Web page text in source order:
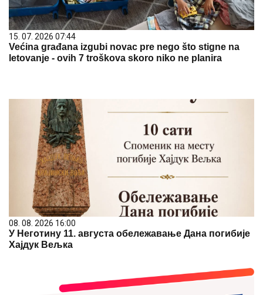
15. 07. 2026 07:44
Većina građana izgubi novac pre nego što stigne na
letovanje - ovih 7 troškova skoro niko ne planira
08. 08. 2026 16:00
У Неготину 11. августа обележавање Дана погибије
Хајдук Вељка